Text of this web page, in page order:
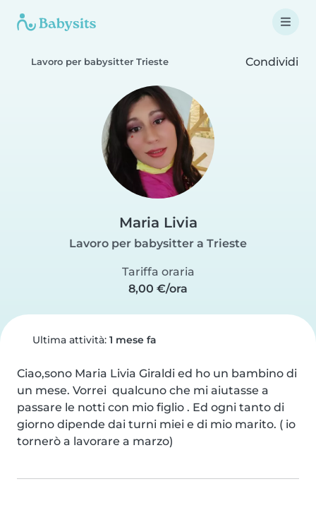
Lavoro per babysitter Trieste Condividi
Maria Livia
Lavoro per babysitter a Trieste
Tariffa oraria
8,00 €/ora
Ultima attività: 1 mese fa
Ciao,sono Maria Livia Giraldi ed ho un bambino di
un mese. Vorrei  qualcuno che mi aiutasse a
passare le notti con mio figlio . Ed ogni tanto di
giorno dipende dai turni miei e di mio marito. ( io
tornerò a lavorare a marzo)